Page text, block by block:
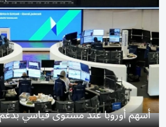
أسهم أوروبا عند مستوى قياسي